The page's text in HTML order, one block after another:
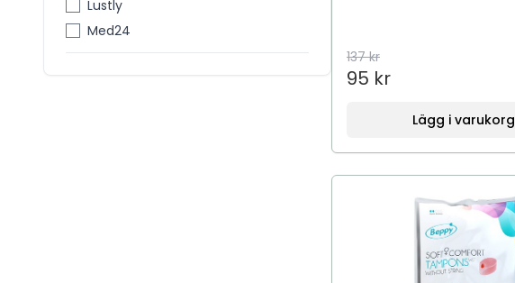
Lustly
Med24
137 kr
95 kr
Lägg i varukorg